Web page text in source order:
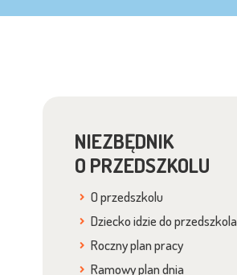
NIEZBĘDNIK
O PRZEDSZKOLU
O przedszkolu
Dziecko idzie do przedszkola
Roczny plan pracy
Ramowy plan dnia